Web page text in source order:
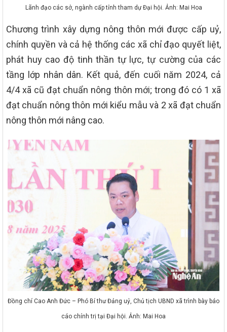
Lãnh đạo các sở, ngành cấp tỉnh tham dự Đại hội. Ảnh: Mai Hoa
Chương trình xây dựng nông thôn mới được cấp uỷ,
chính quyền và cả hệ thống các xã chỉ đạo quyết liệt,
phát huy cao độ tinh thần tự lực, tự cường của các
tầng lớp nhân dân. Kết quả, đến cuối năm 2024, cả
4/4 xã cũ đạt chuẩn nông thôn mới; trong đó có 1 xã
đạt chuẩn nông thôn mới kiểu mẫu và 2 xã đạt chuẩn
nông thôn mới nâng cao.
Đồng chí Cao Anh Đức – Phó Bí thư Đảng uỷ, Chủ tịch UBND xã trình bày báo
cáo chính trị tại Đại hội. Ảnh: Mai Hoa